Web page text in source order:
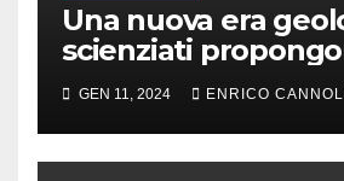
Una nuova era
scienziati
l’Antropocene
GEN 11, 2024 ENRICO